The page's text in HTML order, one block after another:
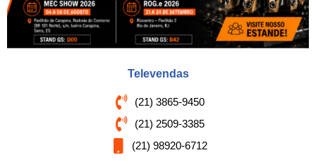
Televendas
(21) 3865-9450
(21) 2509-3385
(21) 98920-6712